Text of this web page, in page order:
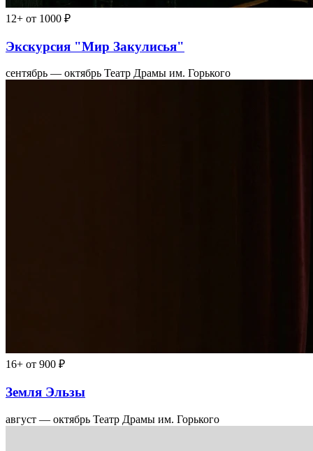
12+ от 1000 ₽
Экскурсия "Мир Закулисья"
сентябрь — октябрь Театр Драмы им. Горького
16+ от 900 ₽
Земля Эльзы
август — октябрь Театр Драмы им. Горького